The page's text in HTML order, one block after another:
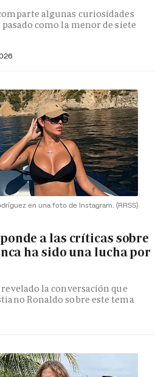
algunas curiosidades
como la menor de siete
en una foto de Instagram. (RRSS)
a las críticas sobre
ha sido una lucha por
la conversación que
Ronaldo sobre este tema